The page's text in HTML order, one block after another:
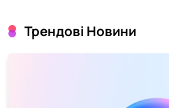
Трендові Новини